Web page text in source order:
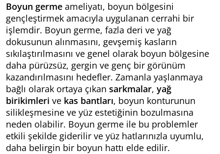
Boyun germe ameliyatı, boyun bölgesini
gençleştirmek amacıyla uygulanan cerrahi bir
işlemdir. Boyun germe, fazla deri ve yağ
dokusunun alınmasını, gevşemiş kasların
sıkılaştırılmasını ve genel olarak boyun bölgesine
daha pürüzsüz, gergin ve genç bir görünüm
kazandırılmasını hedefler. Zamanla yaşlanmaya
bağlı olarak ortaya çıkan sarkmalar, yağ
birikimleri ve kas bantları, boyun konturunun
silikleşmesine ve yüz estetiğinin bozulmasına
neden olabilir. Boyun germe ile bu problemler
etkili şekilde giderilir ve yüz hatlarınızla uyumlu,
daha belirgin bir boyun hattı elde edilir.